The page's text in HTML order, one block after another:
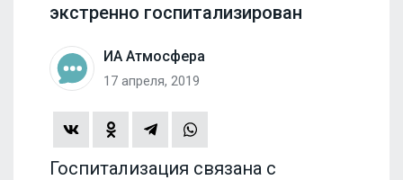
экстренно госпитализирован
ИА Атмосфера
17 апреля, 2019
Госпитализация связана с